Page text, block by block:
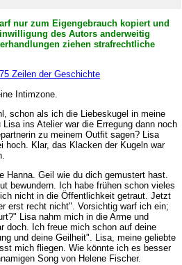
nur zum Eigengebrauch kopiert und
des Autors anderweitig
ziehen strafrechtliche
Zeilen der Geschichte
Intimzone.
schon als ich die Liebeskugel in meine
ins Atelier war die Erregung dann noch
zu meinem Outfit sagen? Lisa
hoch. Klar, das Klacken der Kugeln war
Hanna. Geil wie du dich gemustert hast.
bewundern. Ich habe frühen schon vieles
nicht in die Öffentlichkeit getraut. Jetzt
erst recht nicht". Vorsichtig warf ich ein;
Lisa nahm mich in die Arme und
doch. Ich freue mich schon auf deine
und deine Geilheit". Lisa, meine geliebte
mich fliegen. Wie könnte ich es besser
Song von Helene Fischer.